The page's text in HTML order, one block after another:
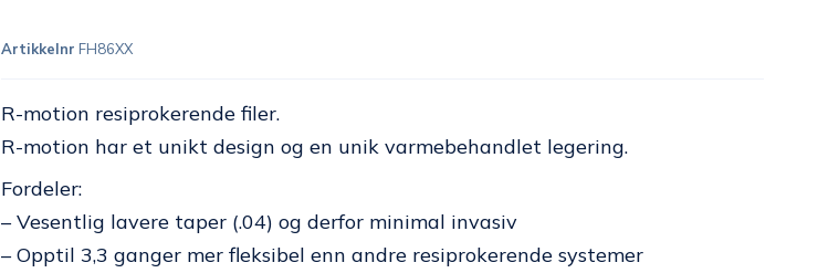
Artikkelnr FH86XX
R-motion resiprokerende filer.
R-motion har et unikt design og en unik varmebehandlet legering.
Fordeler:
– Vesentlig lavere taper (.04) og derfor minimal invasiv
– Opptil 3,3 ganger mer fleksibel enn andre resiprokerende systemer